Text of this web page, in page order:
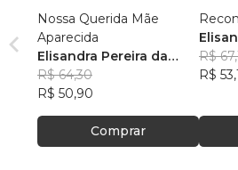
Nossa Querida Mãe
Aparecida
Elisandra Pereira da
Silva
R$ 64,30
R$ 50,90
Comprar
Silva
R$
R$